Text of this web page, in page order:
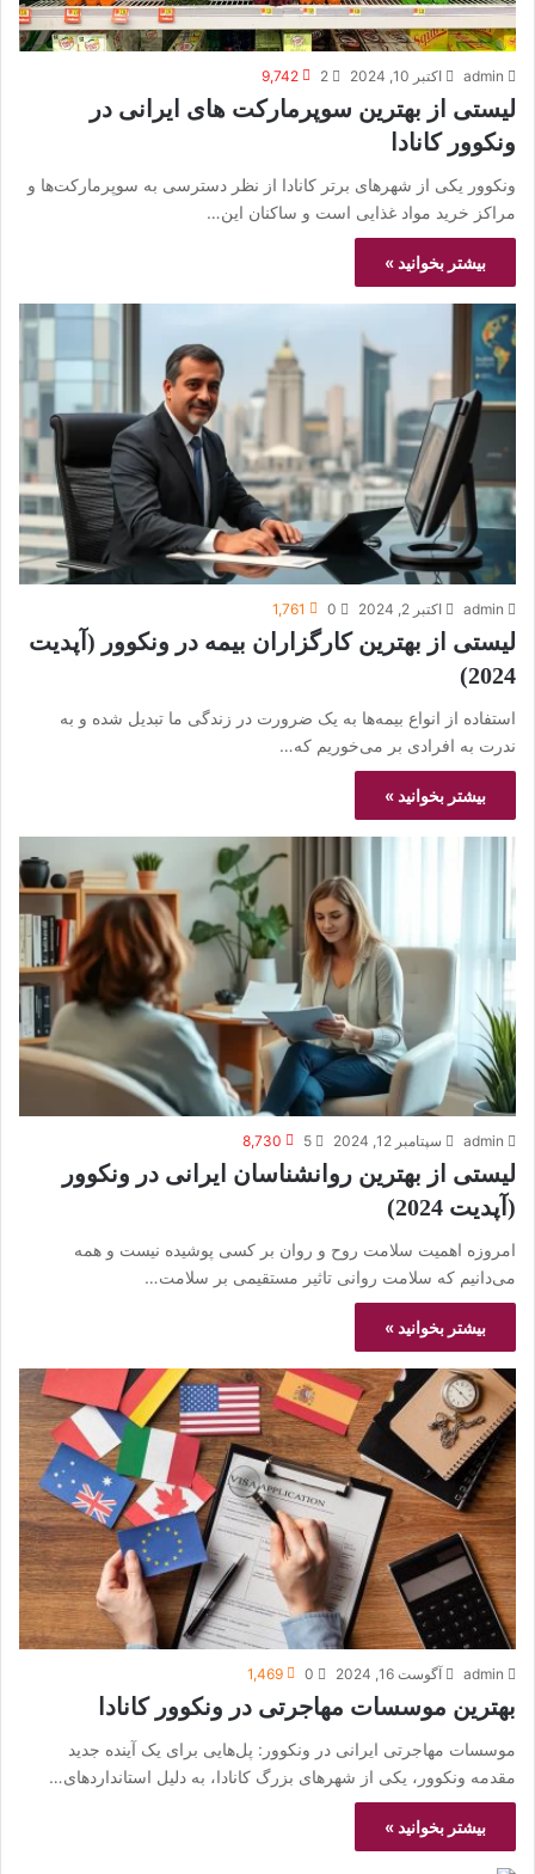
admin اکتبر 10, 2024 2
9,742
لیستی از بهترین سوپرمارکت های ایرانی در
ونکوور کانادا
ونکوور یکی از شهرهای برتر کانادا از نظر دسترسی به سوپرمارکت‌ها و
مراکز خرید مواد غذایی است و ساکنان این…
بیشتر بخوانید »
admin اکتبر 2, 2024 0
1,761
لیستی از بهترین کارگزاران بیمه در ونکوور (آپدیت
2024)
استفاده از انواع بیمه‌ها به یک ضرورت در زندگی ما تبدیل شده و به
ندرت به افرادی بر می‌خوریم که…
بیشتر بخوانید »
admin سپتامبر 12, 2024 5
8,730
لیستی از بهترین روانشناسان ایرانی در ونکوور
(آپدیت 2024)
امروزه اهمیت سلامت روح و روان بر کسی پوشیده نیست و همه
می‌دانیم که سلامت روانی تاثیر مستقیمی بر سلامت…
بیشتر بخوانید »
admin آگوست 16, 2024 0
1,469
بهترین موسسات مهاجرتی در ونکوور کانادا
موسسات مهاجرتی ایرانی در ونکوور: پل‌هایی برای یک آینده جدید
مقدمه ونکوور، یکی از شهرهای بزرگ کانادا، به دلیل استانداردهای…
بیشتر بخوانید »